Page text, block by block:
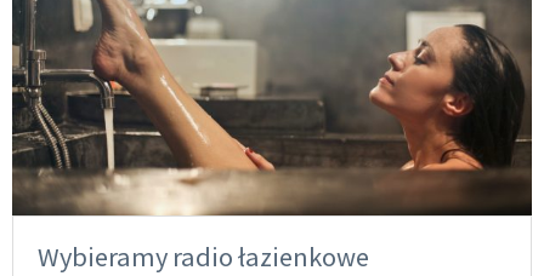
Wybieramy radio łazienkowe